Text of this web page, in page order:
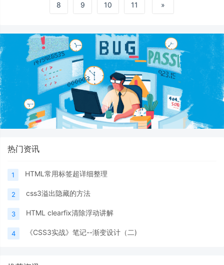
8 9 10 11 »
热门资讯
1 HTML常用标签超详细整理
2 css3溢出隐藏的方法
3 HTML clearfix清除浮动讲解
4 《CSS3实战》笔记--渐变设计（二)